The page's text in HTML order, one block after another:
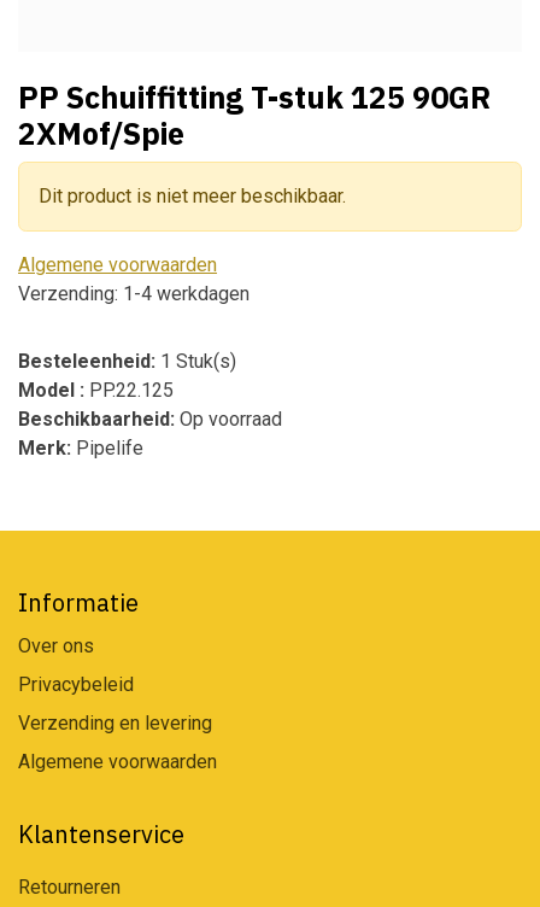
PP Schuiffitting T-stuk 125 90GR
2XMof/Spie
Dit product is niet meer beschikbaar.
Algemene voorwaarden
Verzending: 1-4 werkdagen
Besteleenheid: 1 Stuk(s)
Model : PP.22.125
Beschikbaarheid: Op voorraad
Merk: Pipelife
Informatie
Over ons
Privacybeleid
Verzending en levering
Algemene voorwaarden
Klantenservice
Retourneren